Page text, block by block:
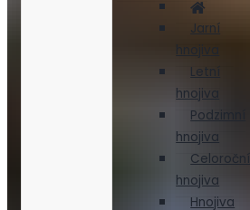
Jarní
hnojiva
Letní
hnojiva
Podzimní
hnojiva
Celoroční
hnojiva
Hnojiva